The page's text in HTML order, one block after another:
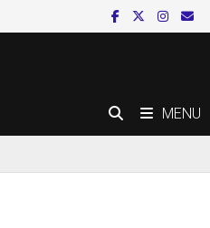
MENU